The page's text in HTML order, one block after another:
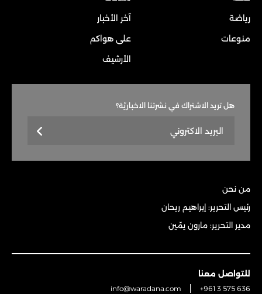
رياضة
منوعات
آخر الأخبار
على هواكم
الأرشيف
هل تريد الاشتراك في نشرتنا الاخباريّة؟
من نحن
رئيس التحرير: إبراهيم ريحان
مدير التحرير: مارون يمّين
للتواصل معنا
info@waradana.com
+961 3 575 636